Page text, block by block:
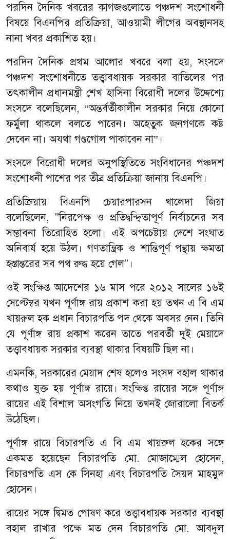
পরদিন দৈনিক খবরের কাগজগুলোতে পঞ্চদশ সংশোধনী
বিষয়ে বিএনপির প্রতিক্রিয়া, আওয়ামী লীগের অবস্থানসহ
নানা খবর প্রকাশিত হয়।
পরদিন দৈনিক প্রথম আলোর খবরে বলা হয়, সংসদে
পঞ্চদশ সংশোধনীতে তত্ত্বাবধায়ক সরকার বাতিলের পর
তৎকালীন প্রধানমন্ত্রী শেখ হাসিনা বিরোধী দলের উদ্দেশ্যে
সংসদে বলেছিলেন, “অন্তর্বর্তীকালীন সরকার নিয়ে কোনো
ফর্মুলা থাকলে বলতে পারেন। অহেতুক জনগণকে কষ্ট
দেবেন না। অযথা গণ্ডগোল পাকাবেন না”।
সংসদে বিরোধী দলের অনুপস্থিতিতে সংবিধানের পঞ্চদশ
সংশোধনী পাশের পর তীব্র প্রতিক্রিয়া জানায় বিএনপি।
প্রতিক্রিয়ায় বিএনপি চেয়ারপারসন খালেদা জিয়া
বলেছিলেন, ''নিরপেক্ষ ও প্রতিদ্বন্দ্বিতাপূর্ণ নির্বাচনের সব
সম্ভাবনা তিরোহিত হলো। এই অপচেষ্টায় দেশে সংঘাত
অনিবার্য হয়ে উঠল। গণতান্ত্রিক ও শান্তিপূর্ণ পন্থায় ক্ষমতা
হস্তান্তরের সব পথ রুদ্ধ হয়ে গেল''।
ওই সংক্ষিপ্ত আদেশের ১৬ মাস পরে ২০১২ সালের ১৬ই
সেপ্টেম্বর যখন পূর্ণাঙ্গ রায় প্রকাশ করা হয় তখন এ বি এম
খায়রুল হক প্রধান বিচারপতি পদ থেকে অবসর নেন। তিনি
যে পূর্ণাঙ্গ রায় প্রকাশ করেন তাতে পরবর্তী দুই মেয়াদে
তত্ত্বাবধায়ক সরকার ব্যবস্থা থাকার বিষয়টি ছিল না।
এমনকি, সরকারের মেয়াদ শেষ হলেও সংসদ বহাল থাকার
কথাও যুক্ত হয় পূর্ণাঙ্গ রায়ে। সংক্ষিপ্ত রায়ের সঙ্গে পূর্ণাঙ্গ
রায়ের এই বিশাল অসংগতি নিয়ে তখনই জোরালো বিতর্ক
উঠেছিল।
পূর্ণাঙ্গ রায়ে বিচারপতি এ বি এম খায়রুল হকের সঙ্গে
একমত হয়েছেন বিচারপতি মো. মোজাম্মেল হোসেন,
বিচারপতি এস কে সিনহা এবং বিচারপতি সৈয়দ মাহমুদ
হোসেন।
রায়ের সঙ্গে দ্বিমত পোষণ করে তত্ত্বাবধায়ক সরকার ব্যবস্থা
বহাল রাখার পক্ষে মত দেন বিচারপতি মো. আবদুল